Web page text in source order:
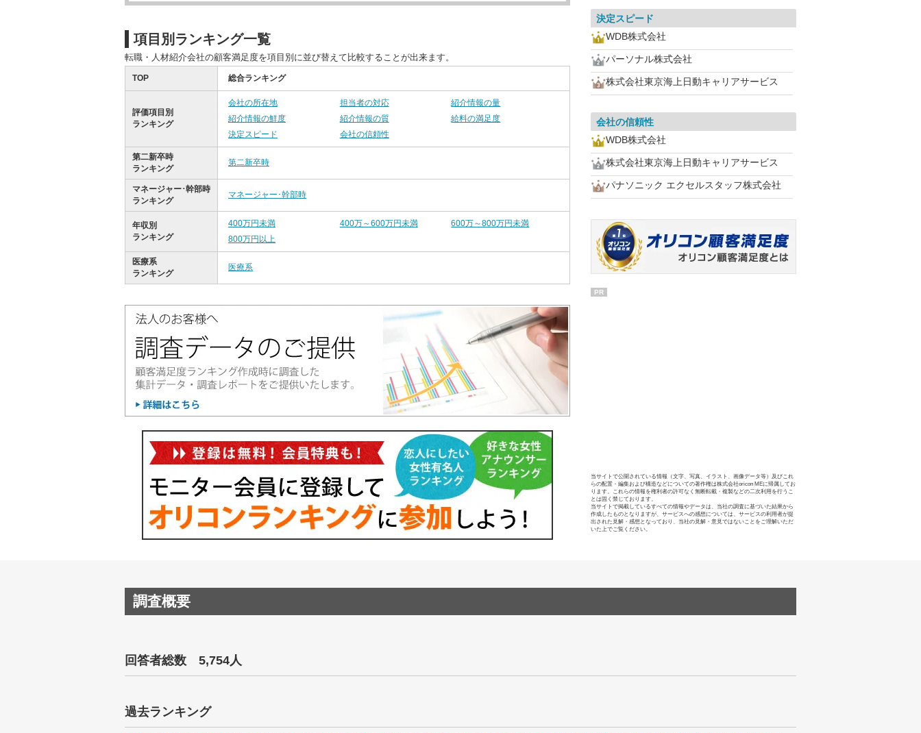
項目別ランキング一覧
転職・人材紹介会社の顧客満足度を項目別に並び替えて比較することが出来ます。
TOP 総合ランキング
評価項目別
ランキング
会社の所在地 担当者の対応
紹介情報の量
紹介情報の鮮度
紹介情報の質
給料の満足度
決定スピード
会社の信頼性
第二新卒時
ランキング
第二新卒時
マネージャー･幹部時
ランキング
マネージャー･幹部時
年収別
ランキング
400万円未満 400万～600万円未満
600万～800万円未満
800万円以上
医療系
ランキング
医療系
決定スピード
WDB株式会社
パーソナル株式会社
株式会社東京海上日動キャリアサービス
会社の信頼性
WDB株式会社
株式会社東京海上日動キャリアサービス
パナソニック エクセルスタッフ株式会社
PR
当サイトで公開されている情報（文字、写真、イラスト、画像データ等）及びこれ
らの配置・編集および構造などについての著作権は株式会社oricon MEに帰属してお
ります。これらの情報を権利者の許可なく無断転載・複製などの二次利用を行うこ
とは固く禁じております。
当サイトで掲載しているすべての情報やデータは、当社の調査に基づいた結果から
作成したものとなりますが、サービスへの感想については、サービスの利用者が提
出された見解・感想となっており、当社の見解・意見ではないことをご理解いただ
いた上でご覧ください。
調査概要
回答者総数 5,754人
過去ランキング